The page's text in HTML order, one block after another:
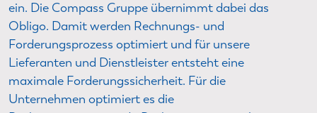
ein. Die Compass Gruppe übernimmt dabei das
Obligo. Damit werden Rechnungs- und
Forderungsprozess optimiert und für unsere
Lieferanten und Dienstleister entsteht eine
maximale Forderungssicherheit. Für die
Unternehmen optimiert es die